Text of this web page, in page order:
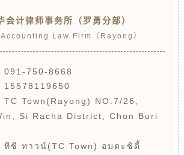
会计律师事务所（罗勇分部）
Law Firm（Rayong）
091-750-8668
15578119650
TC Town(Rayong) NO.7/26,
Si Racha District, Chon Buri
ทีซี ทาวน์(TC Town) อมตะซิตี้